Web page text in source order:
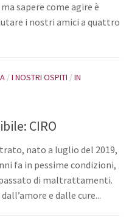
sapere come agire è
i nostri amici a quattro
/I NOSTRI OSPITI /IN
CIRO
nato a luglio del 2019,
fa in pessime condizioni,
di maltrattamenti.
e dalle cure...